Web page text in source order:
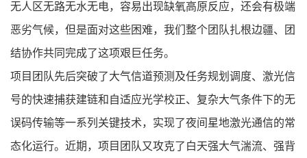
无人区无路无水无电，容易出现缺氧高原反应，还会有极端
恶劣气候，但是面对这些困难，我们整个团队扎根边疆、团
结协作共同完成了这项艰巨任务。
项目团队先后突破了大气信道预测及任务规划调度、激光信
号的快速捕获建链和自适应光学校正、复杂大气条件下的无
误码传输等一系列关键技术，实现了夜间星地激光通信的常
态化运行。近期，项目团队又攻克了白天强大气湍流、强背